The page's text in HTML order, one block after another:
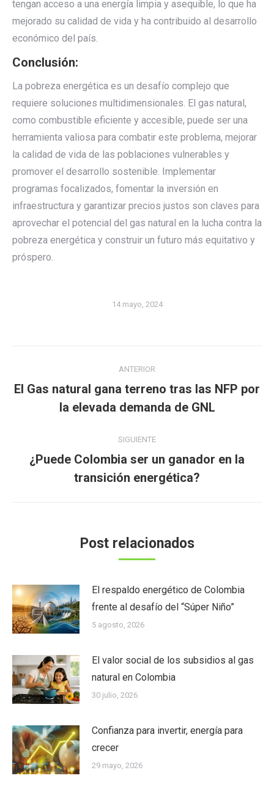
tengan acceso a una energía limpia y asequible, lo que ha
mejorado su calidad de vida y ha contribuido al desarrollo
económico del país.
Conclusión:
La pobreza energética es un desafío complejo que
requiere soluciones multidimensionales. El gas natural,
como combustible eficiente y accesible, puede ser una
herramienta valiosa para combatir este problema, mejorar
la calidad de vida de las poblaciones vulnerables y
promover el desarrollo sostenible. Implementar
programas focalizados, fomentar la inversión en
infraestructura y garantizar precios justos son claves para
aprovechar el potencial del gas natural en la lucha contra la
pobreza energética y construir un futuro más equitativo y
próspero.
14 mayo, 2024
entre
publicaciones
ANTERIOR
Publicación
anterior:
El Gas natural gana terreno tras las NFP por
la elevada demanda de GNL
SIGUIENTE
Publicación
siguiente:
¿Puede Colombia ser un ganador en la
transición energética?
Post relacionados
El respaldo energético de Colombia
frente al desafío del “Súper Niño”
5 agosto, 2026
El valor social de los subsidios al gas
natural en Colombia
30 julio, 2026
Confianza para invertir, energía para
crecer
29 mayo, 2026